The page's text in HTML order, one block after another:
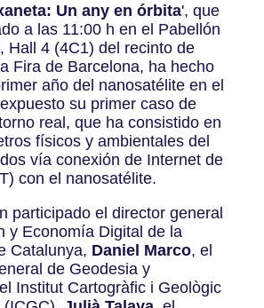
Un any en órbita', que
a las 11:00 h en el Pabellón
Hall 4 (4C1) del recinto de
Fira de Barcelona, ​​ha hecho
año del nanosatélite en el
su primer caso de
real, que ha consistido en
físicos y ambientales del
vía conexión de Internet de
con el nanosatélite.
participado el director general
y Economía Digital de la
Catalunya, Daniel Marco, el
de Geodesia y
Institut Cartogràfic i Geològic